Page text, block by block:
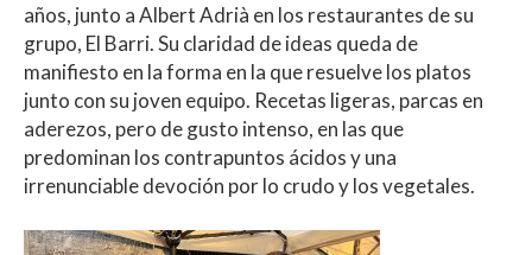
años, junto a Albert Adrià en los restaurantes de su
grupo, El Barri. Su claridad de ideas queda de
manifiesto en la forma en la que resuelve los platos
junto con su joven equipo. Recetas ligeras, parcas en
aderezos, pero de gusto intenso, en las que
predominan los contrapuntos ácidos y una
irrenunciable devoción por lo crudo y los vegetales.